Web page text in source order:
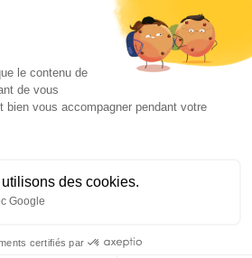
le contenu de
de vous
bien vous accompagner pendant votre
des cookies.
Google
certifiés par